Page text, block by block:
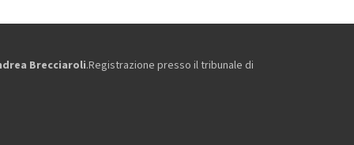
Brecciaroli.Registrazione presso il tribunale di